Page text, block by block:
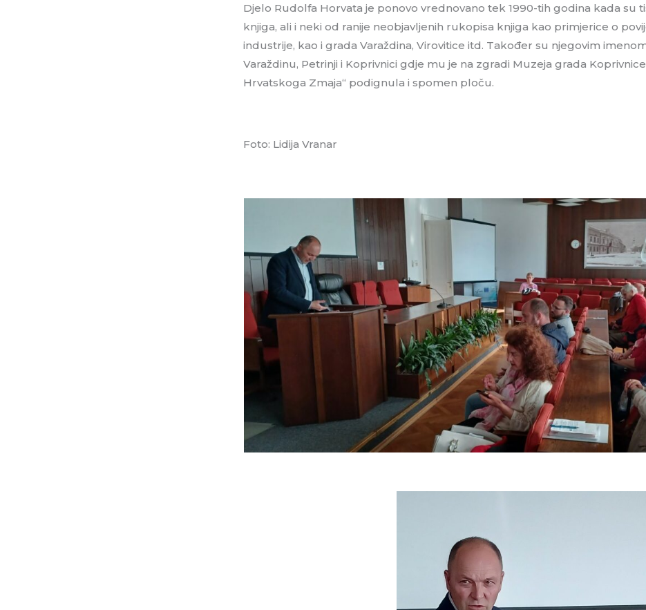
Djelo Rudolfa Horvata je ponovo vrednovano tek 1990-tih godina kada su
knjiga, ali i neki od ranije neobjavljenih rukopisa knjiga kao primjerice o
industrije, kao i grada Varaždina, Virovitice itd. Također su njegovim
Varaždinu, Petrinji i Koprivnici gdje mu je na zgradi Muzeja grada Koprivnice
Hrvatskoga Zmaja“ podignula i spomen ploču.
Foto: Lidija Vranar